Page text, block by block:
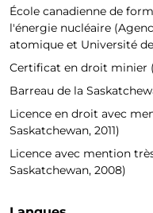
École canadienne de
l'énergie nucléaire
atomique et Université
Certificat en droit minier
Barreau de la
Licence en droit avec
Saskatchewan, 2011)
Licence avec mention
Saskatchewan, 2008)